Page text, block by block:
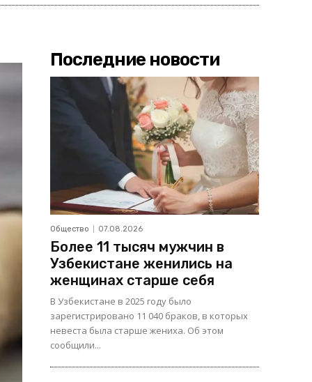
Последние новости
Общество 07.08.2026
Более 11 тысяч мужчин в
Узбекистане женились на
женщинах старше себя
В Узбекистане в 2025 году было
зарегистрировано 11 040 браков, в которых
невеста была старше жениха. Об этом
сообщили...